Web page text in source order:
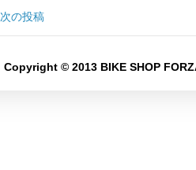
次の投稿
Copyright © 2013 BIKE SHOP